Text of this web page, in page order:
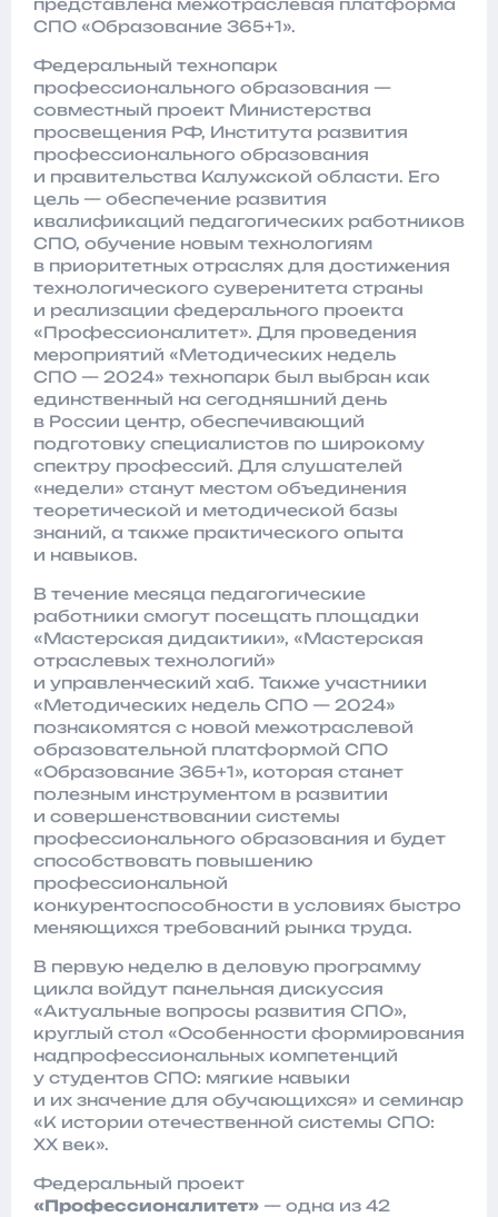
представлена межотраслевая платформа
СПО «Образование 365+1».
Федеральный технопарк
профессионального образования —
совместный проект Министерства
просвещения РФ, Института развития
профессионального образования
и правительства Калужской области. Его
цель — обеспечение развития
квалификаций педагогических работников
СПО, обучение новым технологиям
в приоритетных отраслях для достижения
технологического суверенитета страны
и реализации федерального проекта
«Профессионалитет». Для проведения
мероприятий «Методических недель
СПО — 2024» технопарк был выбран как
единственный на сегодняшний день
в России центр, обеспечивающий
подготовку специалистов по широкому
спектру профессий. Для слушателей
«недели» станут местом объединения
теоретической и методической базы
знаний, а также практического опыта
и навыков.
В течение месяца педагогические
работники смогут посещать площадки
«Мастерская дидактики», «Мастерская
отраслевых технологий»
и управленческий хаб. Также участники
«Методических недель СПО — 2024»
познакомятся с новой межотраслевой
образовательной платформой СПО
«Образование 365+1», которая станет
полезным инструментом в развитии
и совершенствовании системы
профессионального образования и будет
способствовать повышению
профессиональной
конкурентоспособности в условиях быстро
меняющихся требований рынка труда.
В первую неделю в деловую программу
цикла войдут панельная дискуссия
«Актуальные вопросы развития СПО»,
круглый стол «Особенности формирования
надпрофессиональных компетенций
у студентов СПО: мягкие навыки
и их значение для обучающихся» и семинар
«К истории отечественной системы СПО:
XX век».
Федеральный проект
«Профессионалитет» — одна из 42